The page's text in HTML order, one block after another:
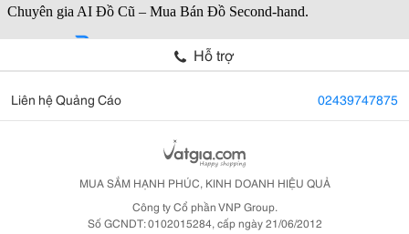
Hỗ trợ
Liên hệ Quảng Cáo 02439747875
MUA SẮM HẠNH PHÚC, KINH DOANH HIỆU QUẢ
Công ty Cổ phần VNP Group.
Số GCNDT: 0102015284, cấp ngày 21/06/2012